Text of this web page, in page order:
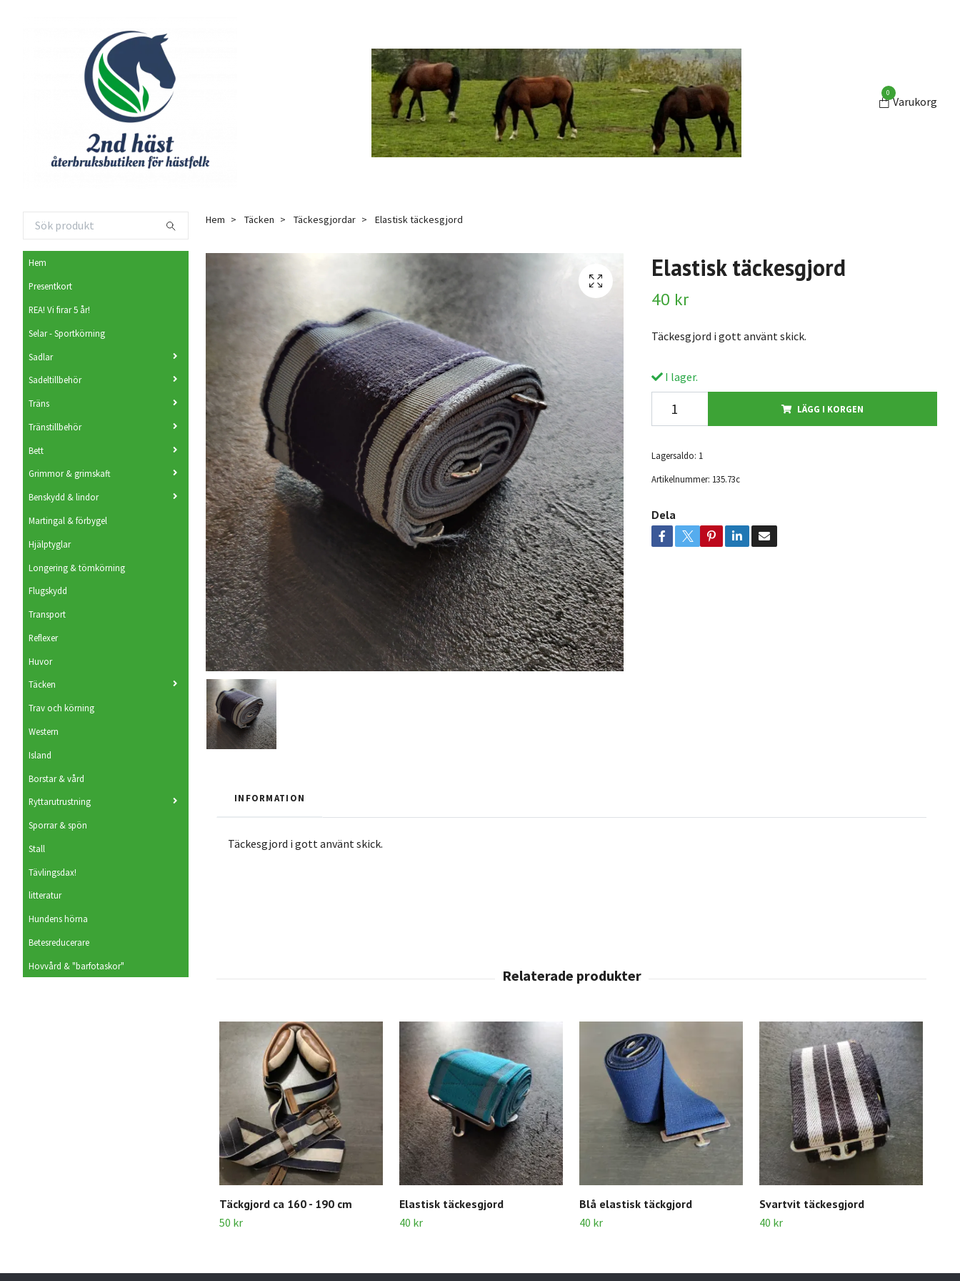
0
Varukorg
Hem
Presentkort
REA! Vi firar 5 år!
Selar - Sportkörning
Sadlar
Sadeltillbehör
Träns
Tränstillbehör
Bett
Grimmor & grimskaft
Benskydd & lindor
Martingal & förbygel
Hjälptyglar
Longering & tömkörning
Flugskydd
Transport
Reflexer
Huvor
Täcken
Trav och körning
Western
Island
Borstar & vård
Ryttarutrustning
Sporrar & spön
Stall
Tävlingsdax!
litteratur
Hundens hörna
Betesreducerare
Hovvård & "barfotaskor"
Hem Täcken Täckesgjordar Elastisk täckesgjord
Elastisk täckesgjord
40 kr
Täckesgjord i gott använt skick.
I lager.
LÄGG I KORGEN
Lagersaldo: 1
Artikelnummer: 135.73c
Dela
INFORMATION
Täckesgjord i gott använt skick.
Täckgjord ca 160 - 190 cm
50 kr
Elastisk täckesgjord
40 kr
Blå elastisk täckgjord
40 kr
Svartvit täckesgjord
40 kr